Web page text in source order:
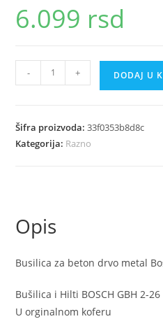
6.099 rsd
za
drvo
metal
Hilti
cekic
količina
- + DODAJ U
Šifra proizvoda:33f0353b8d8c
Kategorija: Razno
Opis
Busilica za beton drvo metal
Bušilica i Hilti BOSCH GBH 2-26
U orginalnom koferu